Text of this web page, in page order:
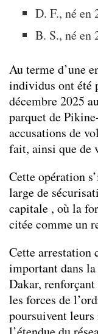
D. F., né en
B. S., né en
Au terme d’une
individus ont été
décembre 2025
parquet de
accusations de
fait, ainsi que de
Cette opération
large de
capitale , où la
citée comme un
Cette arrestation
important dans
Dakar,
les forces de
poursuivent